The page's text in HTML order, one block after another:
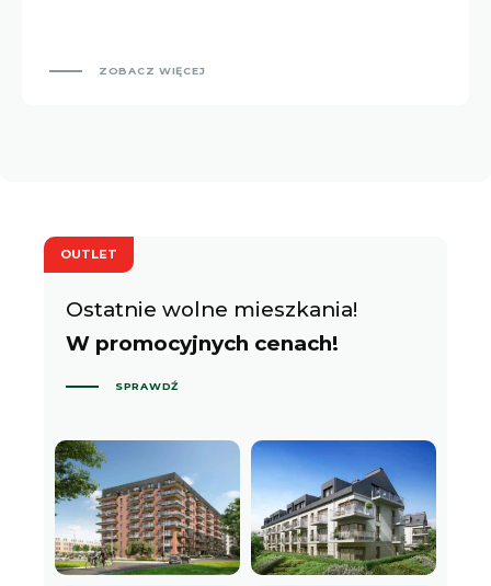
ZOBACZ WIĘCEJ
OUTLET
Ostatnie wolne mieszkania!
W promocyjnych cenach!
SPRAWDŹ